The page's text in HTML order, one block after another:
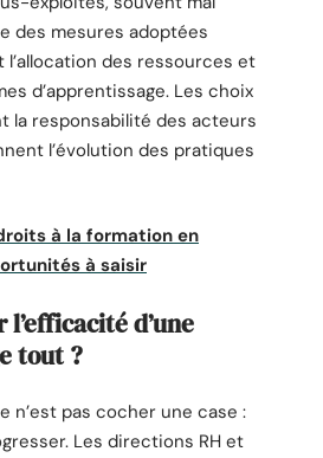
des mesures adoptées
des ressources et
d’apprentissage. Les choix
la responsabilité des acteurs
l’évolution des pratiques
à la formation en
à saisir
d’une
tout ?
n’est pas cocher une case :
Les directions RH et